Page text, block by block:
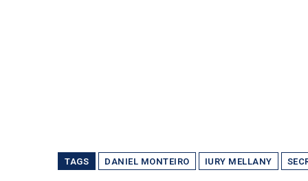
TAGS DANIEL MONTEIRO IURY MELLANY